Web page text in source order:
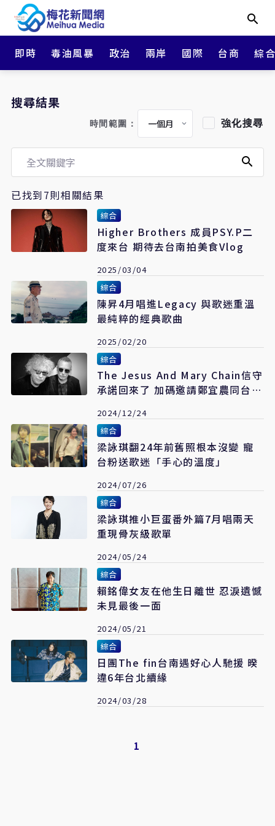
即時 毒油風暴 政治 兩岸 國際 台商 綜
搜尋結果
時間範圍： 強化搜尋
已找到7則相關結果
綜合
Higher Brothers 成員PSY.P二
度來台 期待去台南拍美食Vlog
2025/03/04
綜合
陳昇4月唱進Legacy 與歌迷重溫
最純粹的經典歌曲
2025/02/20
綜合
The Jesus And Mary Chain信守
承諾回來了 加碼邀請鄭宜農同台演
2024/12/24
綜合
梁詠琪翻24年前舊照根本沒變 寵
台粉送歌迷「手心的溫度」
2024/07/26
綜合
梁詠琪推小巨蛋番外篇7月唱兩天
重現骨灰級歌單
2024/05/24
綜合
賴銘偉女友在他生日離世 忍淚遺憾
未見最後一面
2024/05/21
綜合
日團The fin台南遇好心人馳援 暌
違6年台北續緣
2024/03/28
1